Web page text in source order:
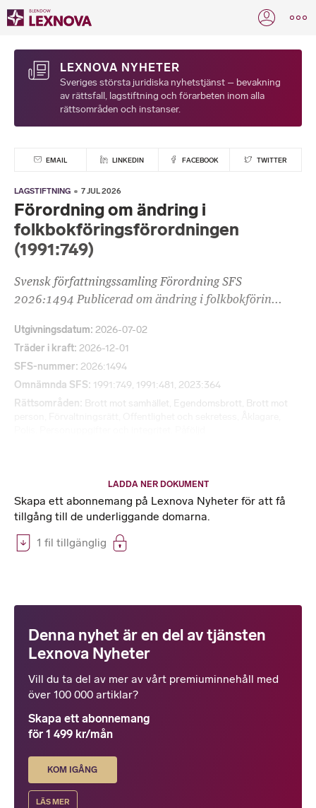
LEXNOVA NYHETER
Sveriges största juridiska nyhetstjänst – bevakning
av rättsfall, lagstiftning och förarbeten inom alla
rättsområden och instanser.
EMAIL LINKEDIN FACEBOOK TWITTER
LAGSTIFTNING 7 JUL 2026
Förordning om ändring i
folkbokföringsförordningen
(1991:749)
Svensk författningssamling Förordning SFS
2026:1494 Publicerad om ändring i folkbokförin...
Utgivningsdatum 2026-07-02
Träder i kraft 2026-12-01
SFS-nummer 2026:1494
Omnämnda SFS 1991:749, 1991:481, 2023:364
Rättsområden Brott mot samhället Egendomsbrott Brott mot
LADDA NER DOKUMENT
Skapa ett abonnemang på Lexnova Nyheter för att få
tillgång till de underliggande domarna.
1 fil tillgänglig
Denna nyhet är en del av tjänsten
Lexnova Nyheter
Vill du ta del av mer av vårt premiuminnehåll med
över 100 000 artiklar?
Skapa ett abonnemang
för 1 499 kr/mån
KOM IGÅNG
LÄS MER